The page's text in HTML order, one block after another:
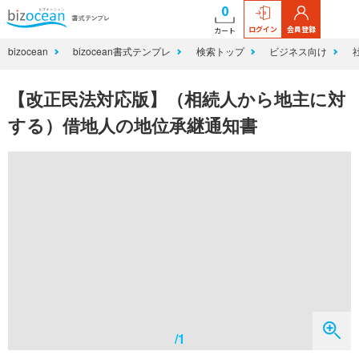
0
カート ログイン 会員登録
bizocean bizocean書式テンプレ 検索トップ ビジネス向け
【改正民法対応版】（相続人から地主に対
する）借地人の地位承継通知書
/1